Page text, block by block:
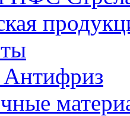
Антифриз